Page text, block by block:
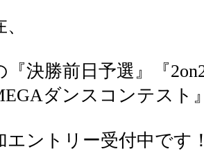
『決勝前日予選』『
ダンスコンテスト
エントリー受付中です